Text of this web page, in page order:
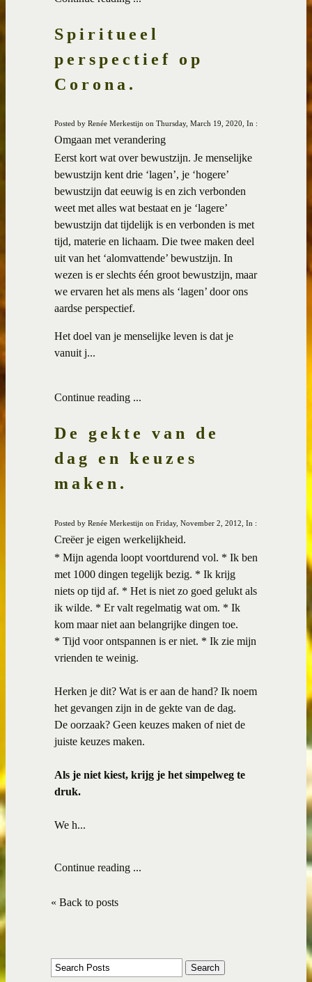
Spiritueel
perspectief op
Corona.
Posted by Renée Merkestijn on Thursday, March 19, 2020, In :
Omgaan met verandering
Eerst kort wat over bewustzijn. Je menselijke
bewustzijn kent drie ‘lagen’, je ‘hogere’
bewustzijn dat eeuwig is en zich verbonden
weet met alles wat bestaat en je ‘lagere’
bewustzijn dat tijdelijk is en verbonden is met
tijd, materie en lichaam. Die twee maken deel
uit van het ‘alomvattende’ bewustzijn. In
wezen is er slechts één groot bewustzijn, maar
we ervaren het als mens als ‘lagen’ door ons
aardse perspectief.
Het doel van je menselijke leven is dat je
vanuit j...
Continue reading ...
De gekte van de
dag en keuzes
maken.
Posted by Renée Merkestijn on Friday, November 2, 2012, In :
Creëer je eigen werkelijkheid.
* Mijn agenda loopt voortdurend vol. * Ik ben
met 1000 dingen tegelijk bezig. * Ik krijg
niets op tijd af. * Het is niet zo goed gelukt als
ik wilde. * Er valt regelmatig wat om. * Ik
kom maar niet aan belangrijke dingen toe.
* Tijd voor ontspannen is er niet. * Ik zie mijn
vrienden te weinig.
Herken je dit? Wat is er aan de hand? Ik noem
het gevangen zijn in de gekte van de dag.
De oorzaak? Geen keuzes maken of niet de
juiste keuzes maken.
Als je niet kiest, krijg je het simpelweg te
druk.
We h...
Continue reading ...
« Back to posts